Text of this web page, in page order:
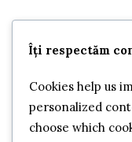
Îți respectăm
Cookies help us
personalized
choose which